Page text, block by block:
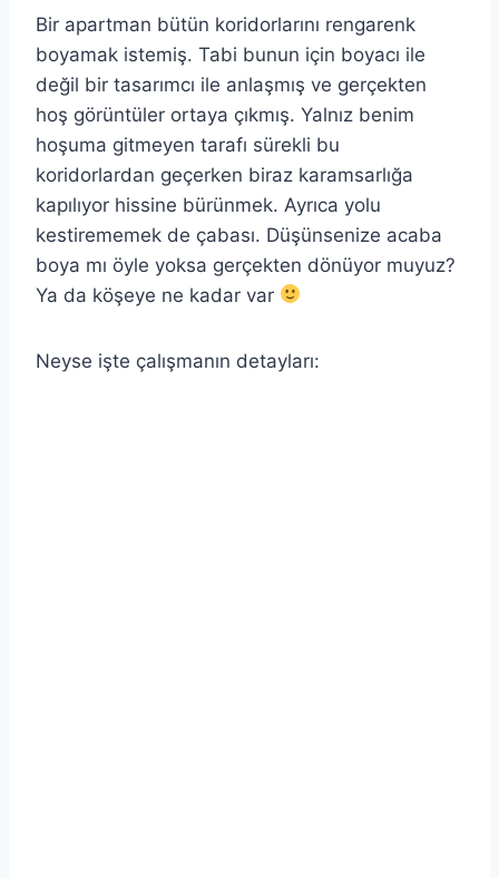
Bir apartman bütün koridorlarını rengarenk
boyamak istemiş. Tabi bunun için boyacı ile
değil bir tasarımcı ile anlaşmış ve gerçekten
hoş görüntüler ortaya çıkmış. Yalnız benim
hoşuma gitmeyen tarafı sürekli bu
koridorlardan geçerken biraz karamsarlığa
kapılıyor hissine bürünmek. Ayrıca yolu
kestirememek de çabası. Düşünsenize acaba
boya mı öyle yoksa gerçekten dönüyor muyuz?
Ya da köşeye ne kadar var
Neyse işte çalışmanın detayları: